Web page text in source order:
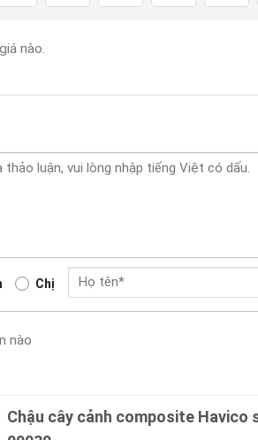
nào.
Chị
nào
Chậu cây cảnh composite Havico